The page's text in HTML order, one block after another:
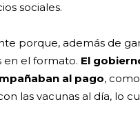
sociales.
porque, además de
el formato. El
al pago,
las vacunas al día, lo